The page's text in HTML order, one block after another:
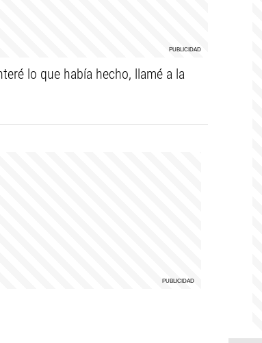
lo que había hecho, llamé a la